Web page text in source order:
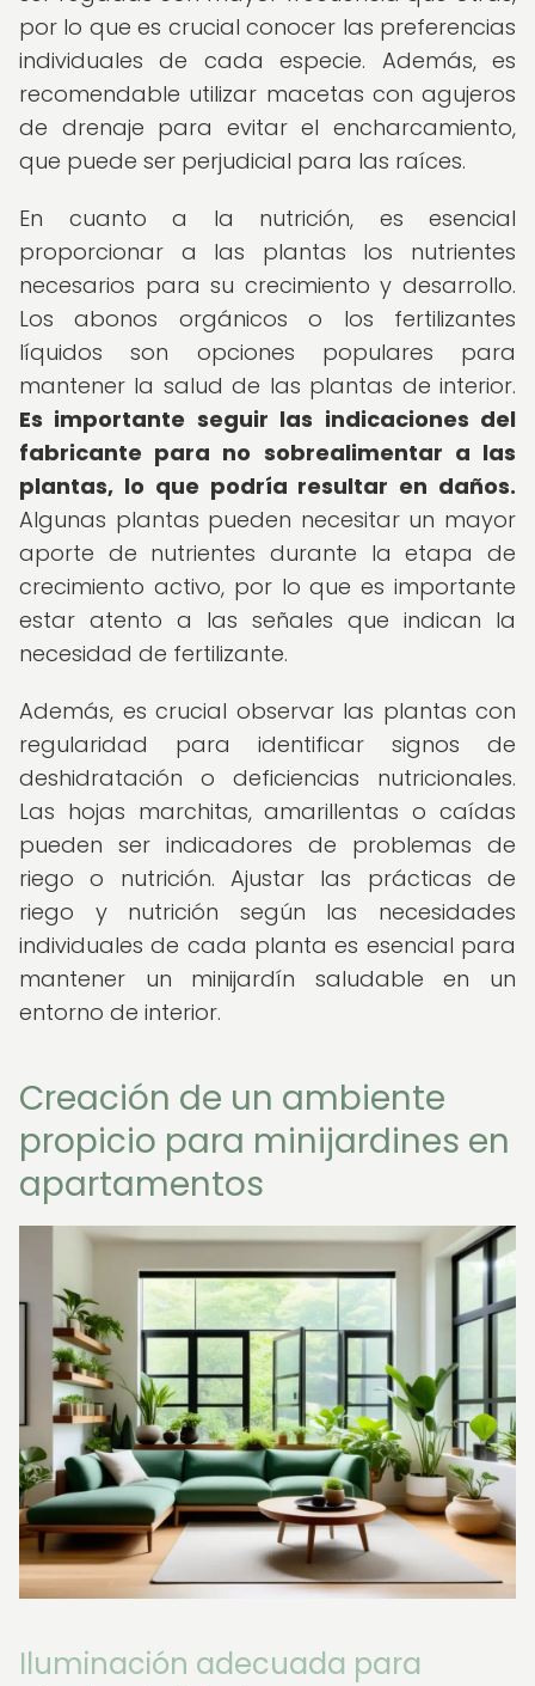
por lo que es crucial conocer las preferencias
individuales de cada especie. Además, es
recomendable utilizar macetas con agujeros
de drenaje para evitar el encharcamiento,
que puede ser perjudicial para las raíces.
En cuanto a la nutrición, es esencial
proporcionar a las plantas los nutrientes
necesarios para su crecimiento y desarrollo.
Los abonos orgánicos o los fertilizantes
líquidos son opciones populares para
mantener la salud de las plantas de interior.
Es importante seguir las indicaciones del
fabricante para no sobrealimentar a las
plantas, lo que podría resultar en daños.
Algunas plantas pueden necesitar un mayor
aporte de nutrientes durante la etapa de
crecimiento activo, por lo que es importante
estar atento a las señales que indican la
necesidad de fertilizante.
Además, es crucial observar las plantas con
regularidad para identificar signos de
deshidratación o deficiencias nutricionales.
Las hojas marchitas, amarillentas o caídas
pueden ser indicadores de problemas de
riego o nutrición. Ajustar las prácticas de
riego y nutrición según las necesidades
individuales de cada planta es esencial para
mantener un minijardín saludable en un
entorno de interior.
Creación de un ambiente
propicio para minijardines en
apartamentos
Iluminación adecuada para